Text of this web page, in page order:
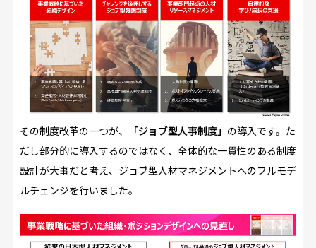
その制度改革の一つが、 「ジョブ型人事制度」 の導入です。た
だし部分的に導入するのではなく、全体的な一貫性のある制度
設計が大事だと考え、ジョブ型人材マネジメントへのフルモデ
ルチェンジを行いました。